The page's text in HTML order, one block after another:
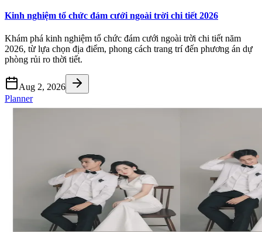
Kinh nghiệm tổ chức đám cưới ngoài trời chi tiết 2026
Khám phá kinh nghiệm tổ chức đám cưới ngoài trời chi tiết năm
2026, từ lựa chọn địa điểm, phong cách trang trí đến phương án dự
phòng rủi ro thời tiết.
Aug 2, 2026
Planner